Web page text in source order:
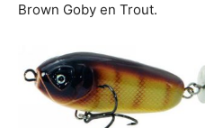
Brown Goby en Trout.